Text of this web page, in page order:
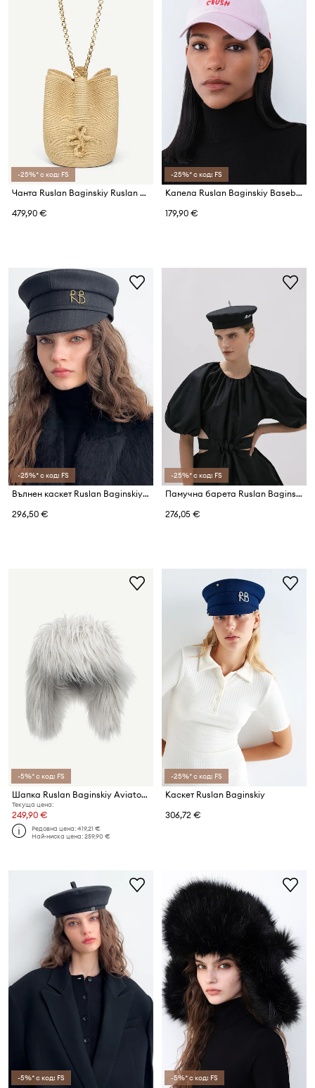
-25%* с код: FS
Чанта Ruslan Baginskiy Ruslan Baginskiy Chain Strap HatBag
479,90 €
-25%* с код: FS
Капела Ruslan Baginskiy Baseball Cap
179,90 €
-25%* с код: FS
Вълнен каскет Ruslan Baginskiy Baker Boy Cap
296,50 €
-25%* с код: FS
Памучна барета Ruslan Baginskiy Beret
276,05 €
-5%* с код: FS
Шапка Ruslan Baginskiy Aviator Hat
Текуща цена:
249,90 €
Редовна цена:419,21 €
Най-ниска цена:259,90 €
-25%* с код: FS
Каскет Ruslan Baginskiy
306,72 €
-5%* с код: FS -5%* с код: FS